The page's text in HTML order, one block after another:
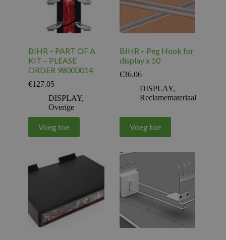
BIHR – PART OF A
KIT – PLEASE
ORDER 98000014
€127.05
DISPLAY,
Overige
Voeg toe
BIHR – Peg Hook for
display x 10
€36.06
DISPLAY,
Reclamemateriaal
Voeg toe